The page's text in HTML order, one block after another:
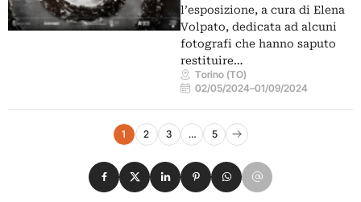
l’esposizione, a cura di Elena
Volpato, dedicata ad alcuni
fotografi che hanno saputo
restituire…
Torino (TO)
02/05/2024–01/09/2024
Navigazione eventi
1 2 3 … 5
Pagina successiva
Condividi su Facebook
Condividi su X
Condividi su LinkedIn
Condividi su Pinterest
Condividi su WhatsApp
Condividi su Email